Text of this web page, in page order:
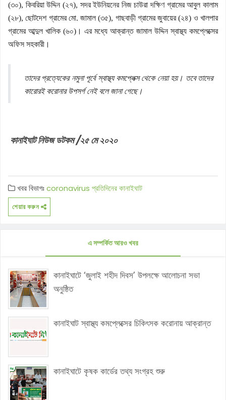
(৩০), কিবরিয়া উদ্দিন (২৭), সদর ইউনিয়নের নিজ চাউরা দক্ষিণ গ্রামের আবুল কালাম
(২৮), ছোটদেশ গ্রামের মো. জামাল (৩৫), গাছবাড়ী গ্রামের জুবায়ের (২৪) ও খালপার
গ্রামের আব্দুল খালিক (৬০)। এর মধ্যে আক্রান্ত জামাল উদ্দিন স্বাস্থ্য কমপ্লেক্সের
অফিস সহকারী।
তাদের প্রত্যেকের নমুনা পূর্বে স্বাস্থ্য কমপ্লেক্স থেকে নেয়া হয়। তবে তাদের
কারোরই করোনার উপসর্গ নেই বলে জানা গেছে।
কানাইঘাট নিউজ ডটকম /২৫ মে ২০২০
খবর বিভাগঃcoronavirus প্রতিদিনের কানাইঘাট
শেয়ার করুন
এ সম্পর্কিত আরও খবর
কানাইঘাটে ‘জুলাই শহীদ দিবস’ উপলক্ষে আলোচনা সভা
অনুষ্ঠিত
কানাইঘাট স্বাস্থ্য কমপ্লেক্সের চিকিৎসক করোনায় আক্রান্ত
কানাইঘাটে কৃষক কার্ডের তথ্য সংগ্রহ শুরু